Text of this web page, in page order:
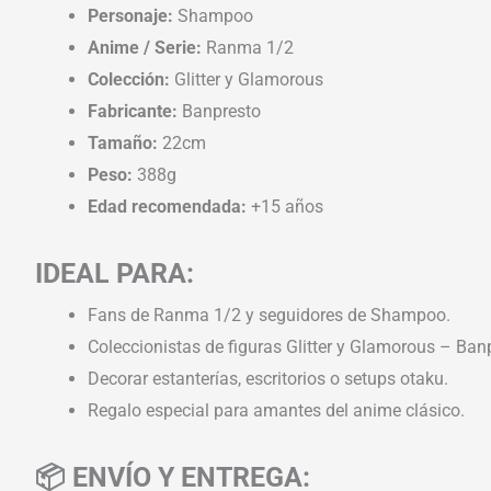
Personaje: Shampoo
Anime / Serie: Ranma 1/2
Colección: Glitter y Glamorous
Fabricante: Banpresto
Tamaño: 22cm
Peso: 388g
Edad recomendada: +15 años
IDEAL PARA:
Fans de Ranma 1/2 y seguidores de Shampoo.
Coleccionistas de figuras Glitter y Glamorous –
Decorar estanterías, escritorios o setups otaku.
Regalo especial para amantes del anime clásico.
📦 ENVÍO Y ENTREGA: